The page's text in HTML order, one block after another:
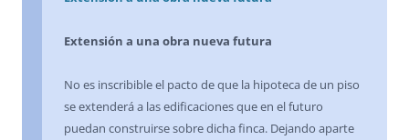
Extensión a una obra nueva futura
No es inscribible el pacto de que la hipoteca de un piso
se extenderá a las edificaciones que en el futuro
puedan construirse sobre dicha finca. Dejando aparte